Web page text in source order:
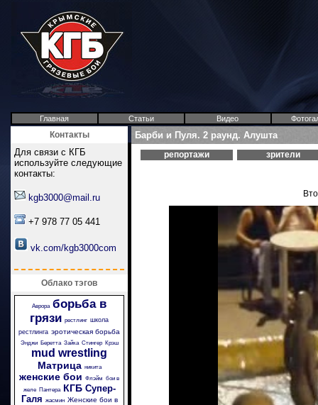
Главная Статьи Видео
Контакты
Для связи с КГБ
используйте следующие
контакты:
kgb3000@mail.ru
+7 978 77 05 441
vk.com/kgb3000com
Облако тэгов
Аврора борьба в
грязи рестлинг школа
рестлинга эротическая борьба
Энджи Беретта Зайка Стингер Крэш
mud wrestling
Матрица никита
женские бои Флэйм бои в
желе
Пантера КГБ Супер-
Галя жасмин Женские бои в
Барби и Пуля. 2 раунд. Алушта
репортажи зрители